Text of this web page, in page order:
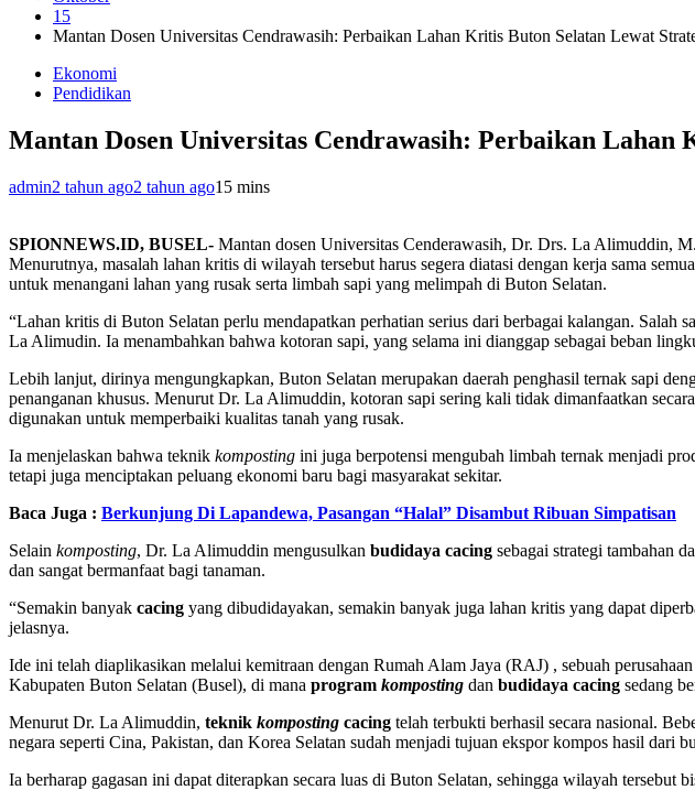
15
Mantan Dosen Universitas Cendrawasih: Perbaikan Lahan Kritis Buton Selatan Lewat
Ekonomi
Pendidikan
Mantan Dosen Universitas Cendrawasih: Perbaikan
admin2 tahun ago2 tahun ago1 5 mins
SPIONNEWS.ID, BUSEL- Mantan dosen Universitas Cenderawasih, Dr. Drs. La Alimuddin,
Menurutnya, masalah lahan kritis di wilayah tersebut harus segera diatasi dengan kerja sama
untuk menangani lahan yang rusak serta limbah sapi yang melimpah di Buton Selatan.
“Lahan kritis di Buton Selatan perlu mendapatkan perhatian serius dari berbagai kalangan. Salah
La Alimudin. Ia menambahkan bahwa kotoran sapi, yang selama ini dianggap sebagai beban
Lebih lanjut, dirinya mengungkapkan, Buton Selatan merupakan daerah penghasil ternak sapi
penanganan khusus. Menurut Dr. La Alimuddin, kotoran sapi sering kali tidak dimanfaatkan
digunakan untuk memperbaiki kualitas tanah yang rusak.
Ia menjelaskan bahwa teknik komposting ini juga berpotensi mengubah limbah ternak menjadi
tetapi juga menciptakan peluang ekonomi baru bagi masyarakat sekitar.
Baca Juga : Berkunjung Di Lapandewa, Pasangan “Halal” Disambut Ribuan Simpatisan
Selain komposting, Dr. La Alimuddin mengusulkan budidaya cacing sebagai strategi tambahan
dan sangat bermanfaat bagi tanaman.
“Semakin banyak cacing yang dibudidayakan, semakin banyak juga lahan kritis yang dapat
jelasnya.
Ide ini telah diaplikasikan melalui kemitraan dengan Rumah Alam Jaya (RAJ) , sebuah
Kabupaten Buton Selatan (Busel), di mana program komposting dan budidaya cacing sedang
Menurut Dr. La Alimuddin, teknik komposting cacing telah terbukti berhasil secara nasional.
negara seperti Cina, Pakistan, dan Korea Selatan sudah menjadi tujuan ekspor kompos hasil dari
Ia berharap gagasan ini dapat diterapkan secara luas di Buton Selatan, sehingga wilayah